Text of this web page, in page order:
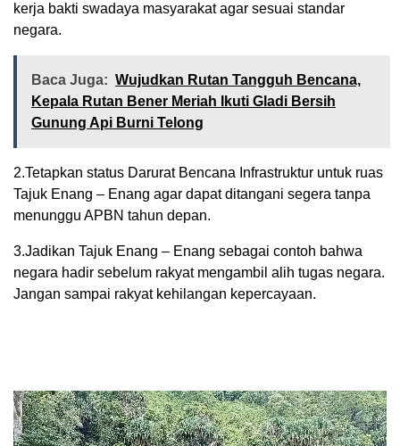
kerja bakti swadaya masyarakat agar sesuai standar
negara.
Baca Juga: Wujudkan Rutan Tangguh Bencana,
Kepala Rutan Bener Meriah Ikuti Gladi Bersih
Gunung Api Burni Telong
2.Tetapkan status Darurat Bencana Infrastruktur untuk ruas
Tajuk Enang – Enang agar dapat ditangani segera tanpa
menunggu APBN tahun depan.
3.Jadikan Tajuk Enang – Enang sebagai contoh bahwa
negara hadir sebelum rakyat mengambil alih tugas negara.
Jangan sampai rakyat kehilangan kepercayaan.
Pemutar
Video